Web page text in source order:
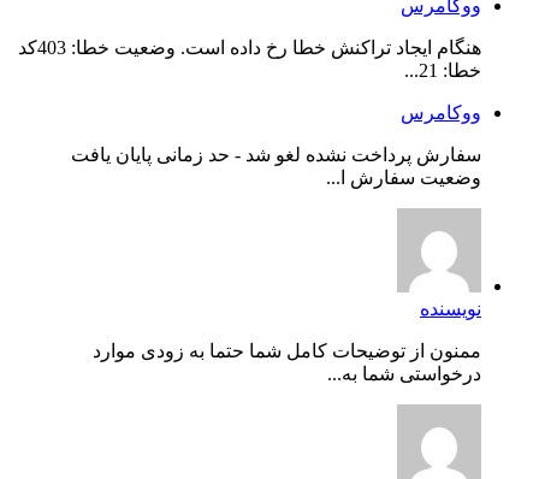
ووکامرس
هنگام ایجاد تراکنش خطا رخ داده است. وضعیت خطا: 403کد
خطا: 21...
ووکامرس
سفارش پرداخت نشده لغو شد - حد زمانی پایان یافت
وضعیت سفارش ا...
نویسنده
ممنون از توضیحات کامل شما حتما به زودی موارد
درخواستی شما به...